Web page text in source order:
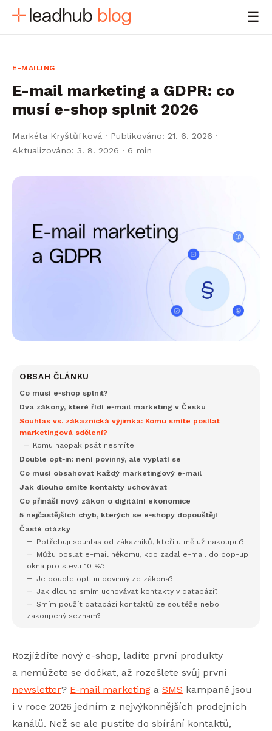
☰
E-MAILING
E-mail marketing a GDPR: co
musí e‑shop splnit 2026
Markéta Kryštůfková · Publikováno: 21. 6. 2026 ·
Aktualizováno: 3. 8. 2026 · 6 min
OBSAH ČLÁNKU
Co musí e‑shop splnit?
Dva zákony, které řídí e‑mail marketing v Česku
Souhlas vs. zákaznická výjimka: Komu smíte posílat
marketingová sdělení?
Komu naopak psát nesmíte
Double opt‑in: není povinný, ale vyplatí se
Co musí obsahovat každý marketingový e‑mail
Jak dlouho smíte kontakty uchovávat
Co přináší nový zákon o digitální ekonomice
5 nejčastějších chyb, kterých se e‑shopy dopouštějí
Časté otázky
Potřebuji souhlas od zákazníků, kteří u mě už nakoupili?
Můžu poslat e-mail někomu, kdo zadal e-mail do pop-up
okna pro slevu 10 %?
Je double opt-in povinný ze zákona?
Jak dlouho smím uchovávat kontakty v databázi?
Smím použít databázi kontaktů ze soutěže nebo
zakoupený seznam?
Rozjíždíte nový e-shop, ladíte první produkty
a nemůžete se dočkat, až rozešlete svůj první
newsletter? E-mail marketing a SMS kampaně jsou
i v roce 2026 jedním z nejvýkonnějších prodejních
kanálů. Než se ale pustíte do sbírání kontaktů,